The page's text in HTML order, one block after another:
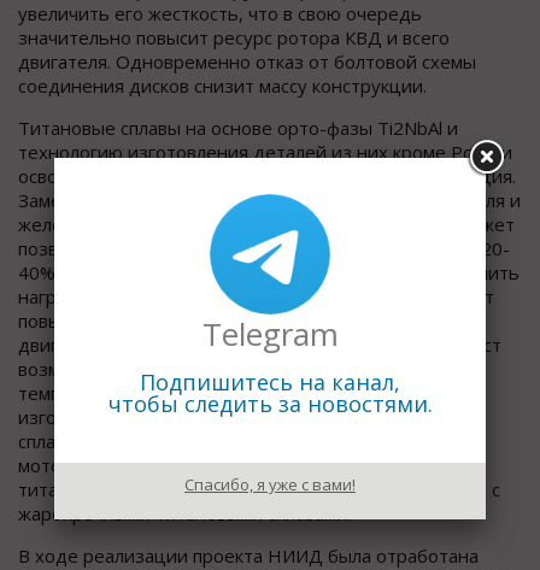
увеличить его жесткость, что в свою очередь
значительно повысит ресурс ротора КВД и всего
двигателя. Одновременно отказ от болтовой схемы
соединения дисков снизит массу конструкции.
Титановые сплавы на основе орто-фазы Ti2NbAl и
технологию изготовления деталей из них кроме России
освоили четыре страны: США, Китай, Япония и Франция.
Замена жаропрочных сплавов на основе титана, никеля и
железа на алюминиды титана (Ti3Al, TiAl, Ti2NbAl) может
позволить снизить массу для статорных деталей на 20-
40%, а для роторных – в дополнение к этому уменьшить
нагрузки от инерционных сил, следствием чего будет
повышение мощности, экономичности и ресурса
двигателя. Применение интерметаллидов титана даст
возможность повысить на 100-200ºС рабочие
температуры деталей по сравнению с деталями,
изготовленными из титановых конструкционных
сплавов. Важным преимуществом для авиационного
моторостроения является пожаробезопасность
титановых интерметаллидных сплавов по сравнению с
жаропрочными титановыми сплавами.
В ходе реализации проекта НИИД была отработана
Telegram
Подпишитесь на канал,
чтобы следить за новостями.
Спасибо, я уже с вами!